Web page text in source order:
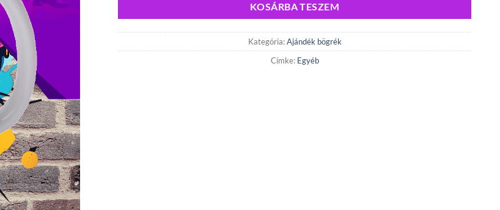
KOSÁRBA TESZEM
Kategória:Ajándék bögrék
Címke: Egyéb